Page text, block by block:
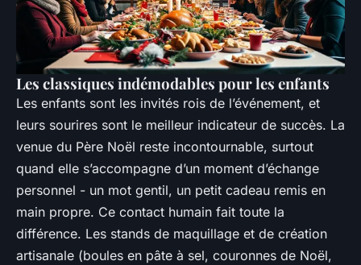
Les classiques indémodables pour les enfants
Les enfants sont les invités rois de l’événement, et
leurs sourires sont le meilleur indicateur de succès. La
venue du Père Noël reste incontournable, surtout
quand elle s’accompagne d’un moment d’échange
personnel - un mot gentil, un petit cadeau remis en
main propre. Ce contact humain fait toute la
différence. Les stands de maquillage et de création
artisanale (boules en pâte à sel, couronnes de Noël,